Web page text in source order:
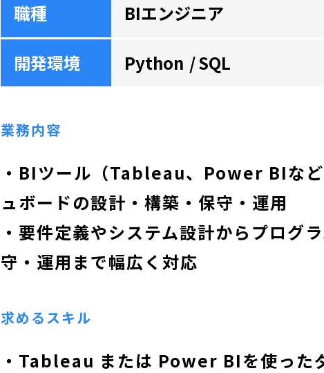
職種 BIエンジニア
開発環境 Python SQL
業務内容
・BIツール（Tableau、Power BIな
ュボードの設計・構築・保守・運用
・要件定義やシステム設計からプログ
守・運用まで幅広く対応
求めるスキル
・Tableau または Power BIを使った